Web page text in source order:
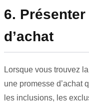
6.
d’achat
Lorsque vous trouvez
une promesse d’achat
les inclusions, les